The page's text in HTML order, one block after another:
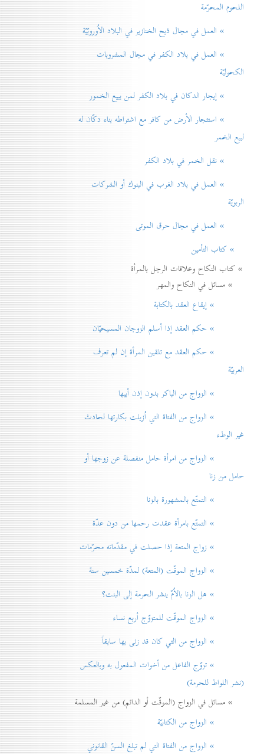
اللحوم المحرّمة
» العمل في مجال ذبح الخنازير في البلاد الاُوروبّيّة
» العمل في بلاد الكفر في مجال المشروبات
الكحوليّة
» إيجار الدكان في بلاد الكفر لمن يبيع الخمور
» استئجار الأرض من كافر مع اشتراطه بناء دكّان له
لبيع الخمر
» نقل الخمر في بلاد الكفر
» العمل في بلاد الغرب في البنوك أو الشركات
الربويّة
» العمل في مجال حرق الموتی
» كتاب التأمين
» كتاب النكاح وعلاقات الرجل بالمرأة
» مسائل في النكاح والمهر
» إيقاع العقد بالكتابة
» حكم العقد إذا أسلم الزوجان المسيحيّان
» حكم العقد مع تلقين المرأة إن لم تعرف
العربيّة
» الزواج من الباكر بدون إذن أبيها
» الزواج من الفتاة التي اُزيلت بكارتها لحادث
غير الوطء
» الزواج من امرأة حامل منفصلة عن زوجها أو
حامل من زنا
» التمتّع بالمشهورة بالزنا
» التمتّع بامرأة عقدت رحمها من دون عدّة
» زواج المتعة إذا حصلت في مقدّماته محرّمات
» الزواج الموقّت (المتعة) لمدّة خمسين سنة
» هل الزنا بالاُمّ ينشر الحرمة إلی البنت؟
» الزواج الموقّت للمتزوّج أربع نساء
» الزواج من التي كان قد زنی بها سابقاً
» تزوّج الفاعل من أخوات المفعول به وبالعكس
(نشر اللواط للحرمة)
» مسائل في الزواج (الموقّت أو الدائم) من غير المسلمة
» الزواج من الكتابيّة
» الزواج من الفتاة التي لم تبلغ السنّ القانوني